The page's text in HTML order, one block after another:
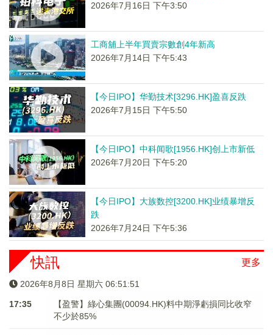
2026年7月16日 下午3:50
工商舖上半年買賣宗數創4年新高
2026年7月14日 下午5:43
【今日IPO】华勤技术[3296.HK]盈喜反跌
2026年7月15日 下午5:50
【今日IPO】中科闻歌[1956.HK]创上市新低
2026年7月20日 下午5:20
【今日IPO】大族数控[3200.HK]业绩暴增反
跌
2026年7月24日 下午5:36
更多
快訊
2026年8月8日 星期六 06:51:51
17:35
【盈警】綠心集團(00094.HK)料中期淨虧損同比收窄
不少於85%